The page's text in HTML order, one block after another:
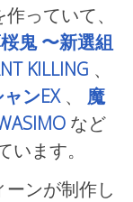
っていて、
鬼 〜新選組
KILLING 、
ンEX、 魔
など
ます。
ーンが制作し